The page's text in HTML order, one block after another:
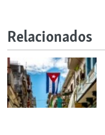
Relacionados